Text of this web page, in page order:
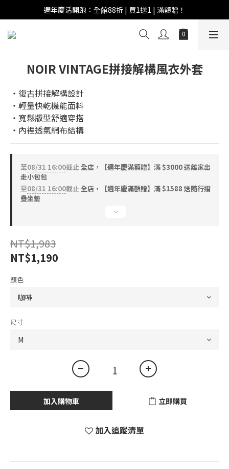
週年慶活開跑：全館88折 | 買1送1 | 滿額贈！
週年慶活開跑：全館88折 | 買1送1 | 滿額贈！
全館滿 $999 即享免運費！
NOIR VINTAGE拼接解構風衣外套
‧復古拼接解構設計
‧輕量快乾機能面料
‧寬鬆版型舒適穿搭
‧內裡透氣網布結構
至08/31 16:00截止全店，【週年慶滿額贈】滿 $3000 送離家出
走小包包
至08/31 16:00截止全店，【週年慶滿額贈】滿 $1588 送隨行摺
疊坐墊
NT$1,983
NT$1,190
顏色
尺寸
加入購物車 立即購買
加入追蹤清單